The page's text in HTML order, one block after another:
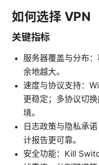
如何选择 VPN
关键指标
服务器覆盖与分布
余地越大。
速度与协议支持：
更稳定；多协议切
境。
日志政策与隐私承
计报告更可靠。
安全功能：Kill